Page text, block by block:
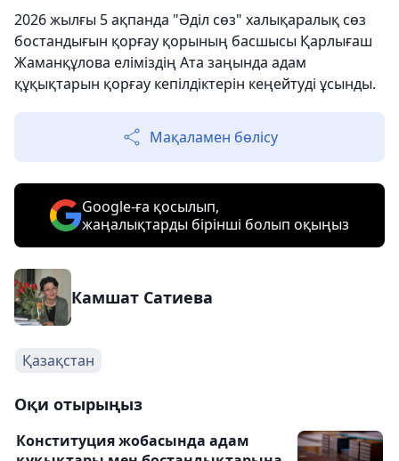
2026 жылғы 5 ақпанда "Әділ сөз" халықаралық сөз
бостандығын қорғау қорының басшысы Қарлығаш
Жаманқұлова еліміздің Ата заңында адам
құқықтарын қорғау кепілдіктерін кеңейтуді ұсынды.
Мақаламен бөлісу
Google-ға қосылып,
жаңалықтарды бірінші болып оқыңыз
Камшат Сатиева
Қазақстан
Оқи отырыңыз
Конституция жобасында адам